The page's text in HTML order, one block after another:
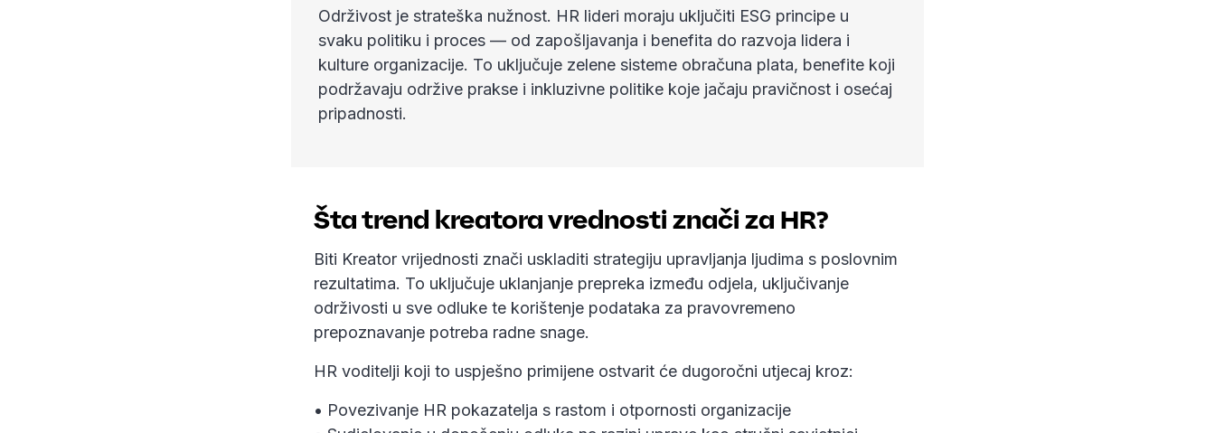
Održivost je strateška nužnost. HR lideri moraju uključiti ESG principe u
svaku politiku i proces — od zapošljavanja i benefita do razvoja lidera i
kulture organizacije. To uključuje zelene sisteme obračuna plata, benefite koji
podržavaju održive prakse i inkluzivne politike koje jačaju pravičnost i osećaj
pripadnosti.
Šta trend kreatora vrednosti znači za HR?
Biti Kreator vrijednosti znači uskladiti strategiju upravljanja ljudima s poslovnim
rezultatima. To uključuje uklanjanje prepreka između odjela, uključivanje
održivosti u sve odluke te korištenje podataka za pravovremeno
prepoznavanje potreba radne snage.
HR voditelji koji to uspješno primijene ostvarit će dugoročni utjecaj kroz:
• Povezivanje HR pokazatelja s rastom i otpornosti organizacije